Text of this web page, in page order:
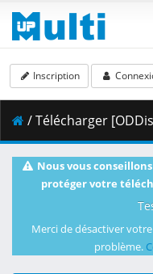
Inscription
/ Télécharger [ODDish] Fumetsu no Anata e - S03E20
Nous vous
protéger votre
Merci de désactiver
problème.